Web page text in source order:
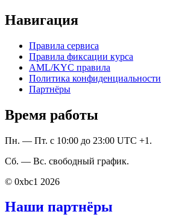
Навигация
Правила сервиса
Правила фиксации курса
AML/KYC правила
Политика конфиденциальности
Партнёры
Время работы
Пн. — Пт. с 10:00 до 23:00 UTC +1.
Сб. — Вс. свободный график.
© 0xbc1 2026
Наши партнёры